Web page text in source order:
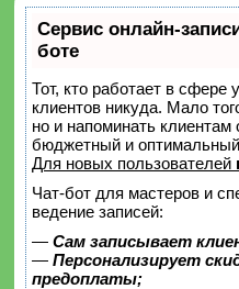
Сервис онлайн-
боте
Тот, кто работает в сфере
клиентов никуда. Мало
но и напоминать
бюджетный и
Для новых пользователей
Чат-бот для мастеров и
ведение записей:
— Сам записывает
— Персонализирует
предоплаты;